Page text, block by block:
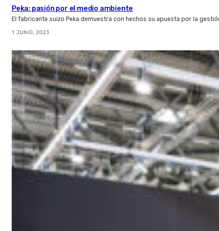
Peka: pasión por el medio ambiente
El fabricante suizo Peka demuestra con hechos su apuesta por la
1 JUNIO, 2023